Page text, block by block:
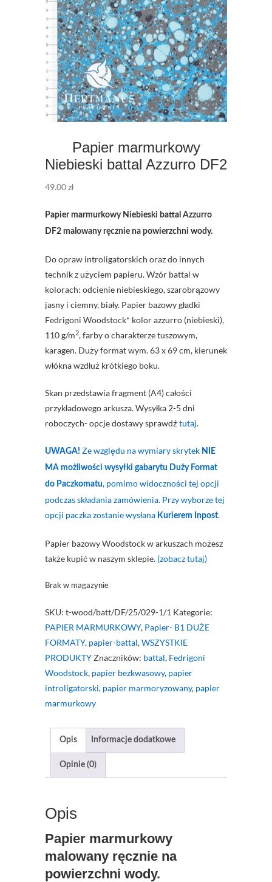
Papier marmurkowy
Niebieski battal Azzurro DF2
49.00zł
Papier marmurkowy Niebieski battal Azzurro
DF2 malowany ręcznie na powierzchni wody.
Do opraw introligatorskich oraz do innych
technik z użyciem papieru. Wzór battal w
kolorach: odcienie niebieskiego, szarobrązowy
jasny i ciemny, biały. Papier bazowy gładki
Fedrigoni Woodstock* kolor azzurro (niebieski),
110 g/m2, farby o charakterze tuszowym,
karagen. Duży format wym. 63 x 69 cm, kierunek
włókna wzdłuż krótkiego boku.
Skan przedstawia fragment (A4) całości
przykładowego arkusza. Wysyłka 2-5 dni
roboczych- opcje dostawy sprawdźtutaj.
UWAGA! Ze względu na wymiary skrytek NIE
MA możliwości wysyłki gabarytu Duży Format
do Paczkomatu, pomimo widoczności tej opcji
podczas składania zamówienia. Przy wyborze tej
opcji paczka zostanie wysłana Kurierem Inpost.
Papier bazowy Woodstock w arkuszach możesz
także kupić w naszym sklepie. (zobacz tutaj)
Brak w magazynie
SKU: t-wood/batt/DF/25/029-1/1 Kategorie:
PAPIER MARMURKOWY, Papier- B1 DUŻE
FORMATY, papier-battal,WSZYSTKIE
PRODUKTYZnaczników: battal, Fedrigoni
Woodstock, papier bezkwasowy, papier
introligatorski, papier marmoryzowany, papier
marmurkowy
Opis Informacje dodatkowe
Opinie (0)
Opis
Papier marmurkowy
malowany ręcznie na
powierzchni wody.